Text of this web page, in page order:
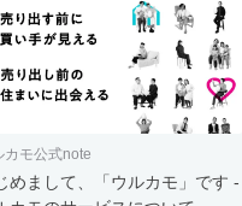
カモ公式note
めまして、「ウルカモ」です -